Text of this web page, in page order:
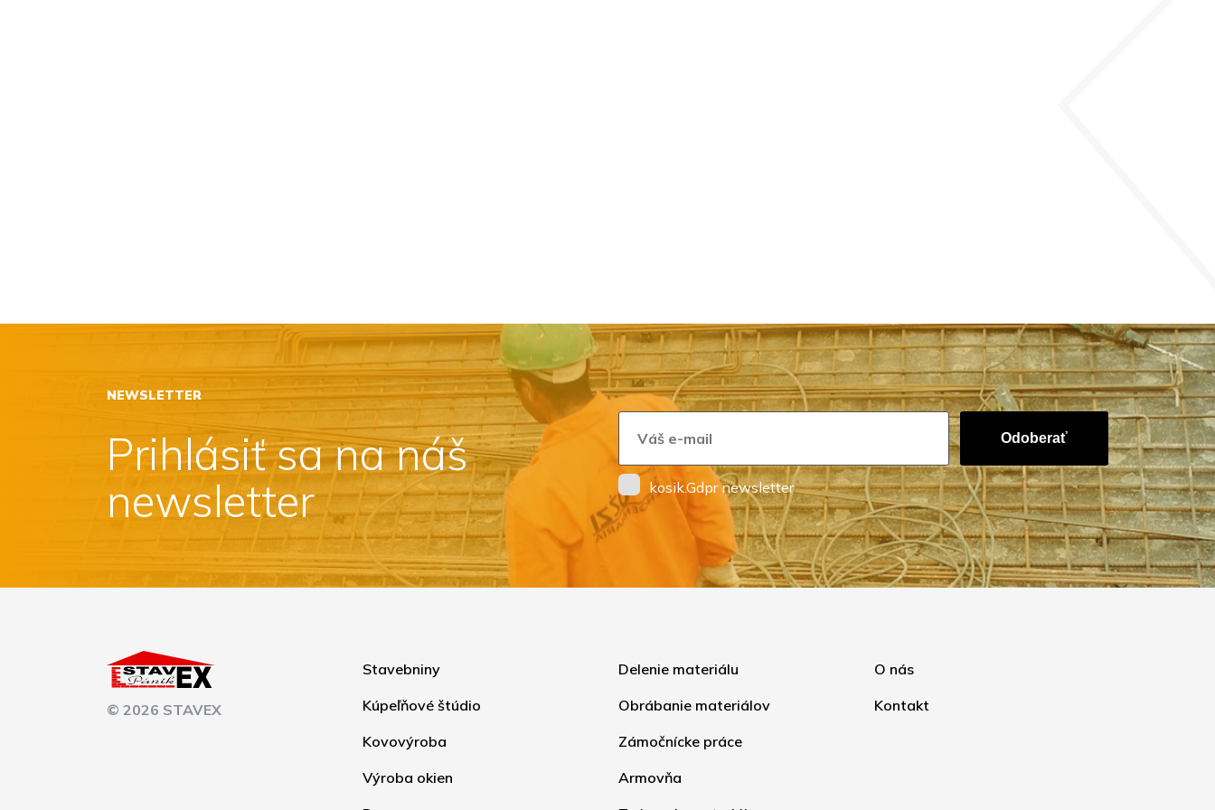
NEWSLETTER
Prihlásiť sa na náš
newsletter
Odoberať
kosik.Gdpr newsletter
© 2026 STAVEX
Stavebniny
Kúpeľňové štúdio
Kovovýroba
Výroba okien
Delenie materiálu
Obrábanie materiálov
Zámočnícke práce
Armovňa
O nás
Kontakt